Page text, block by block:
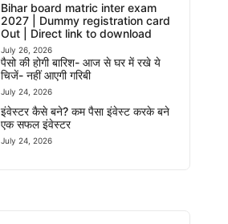
Bihar board matric inter exam
2027 | Dummy registration card
Out | Direct link to download
July 26, 2026
पैसो की होगी बारिश- आज से घर में रखे ये
चिजें- नहीं आएगी गरिबी
July 24, 2026
इंवेस्टर कैसे बने? कम पैसा इंवेस्ट करके बने
एक सफल इंवेस्टर
July 24, 2026